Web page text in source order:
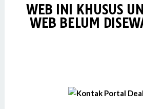
WEB INI KHUSUS
WEB BELUM